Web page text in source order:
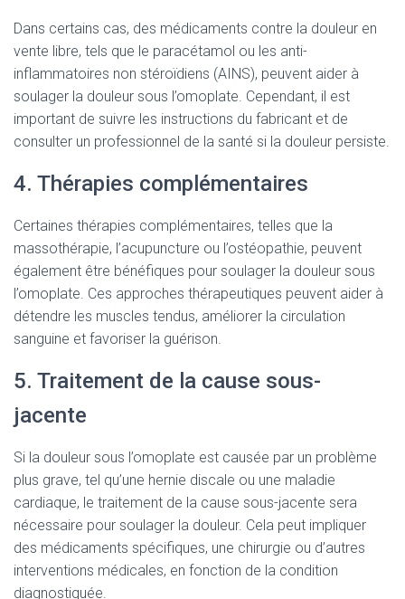
Dans certains cas, des médicaments contre la douleur en
vente libre, tels que le paracétamol ou les anti-
inflammatoires non stéroïdiens (AINS), peuvent aider à
soulager la douleur sous l’omoplate. Cependant, il est
important de suivre les instructions du fabricant et de
consulter un professionnel de la santé si la douleur persiste.
4. Thérapies complémentaires
Certaines thérapies complémentaires, telles que la
massothérapie, l’acupuncture ou l’ostéopathie, peuvent
également être bénéfiques pour soulager la douleur sous
l’omoplate. Ces approches thérapeutiques peuvent aider à
détendre les muscles tendus, améliorer la circulation
sanguine et favoriser la guérison.
5. Traitement de la cause sous-
jacente
Si la douleur sous l’omoplate est causée par un problème
plus grave, tel qu’une hernie discale ou une maladie
cardiaque, le traitement de la cause sous-jacente sera
nécessaire pour soulager la douleur. Cela peut impliquer
des médicaments spécifiques, une chirurgie ou d’autres
interventions médicales, en fonction de la condition
diagnostiquée.